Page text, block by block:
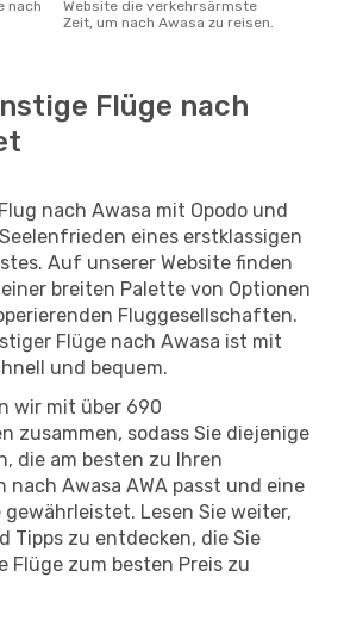
nach
Website die verkehrsärmste
Zeit, um nach Awasa zu reisen.
Flüge nach
nach Awasa mit Opodo und
eines erstklassigen
Auf unserer Website finden
breiten Palette von Optionen
Fluggesellschaften.
Flüge nach Awasa ist mit
und bequem.
wir mit über 690
zusammen, sodass Sie diejenige
die am besten zu Ihren
nach Awasa AWA passt und eine
gewährleistet. Lesen Sie weiter,
Tipps zu entdecken, die Sie
Flüge zum besten Preis zu